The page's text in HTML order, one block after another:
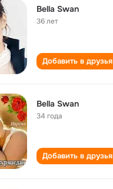
Bella Swan
36 лет
Добавить в друзья
Bella Swan
34 года
Добавить в друзья